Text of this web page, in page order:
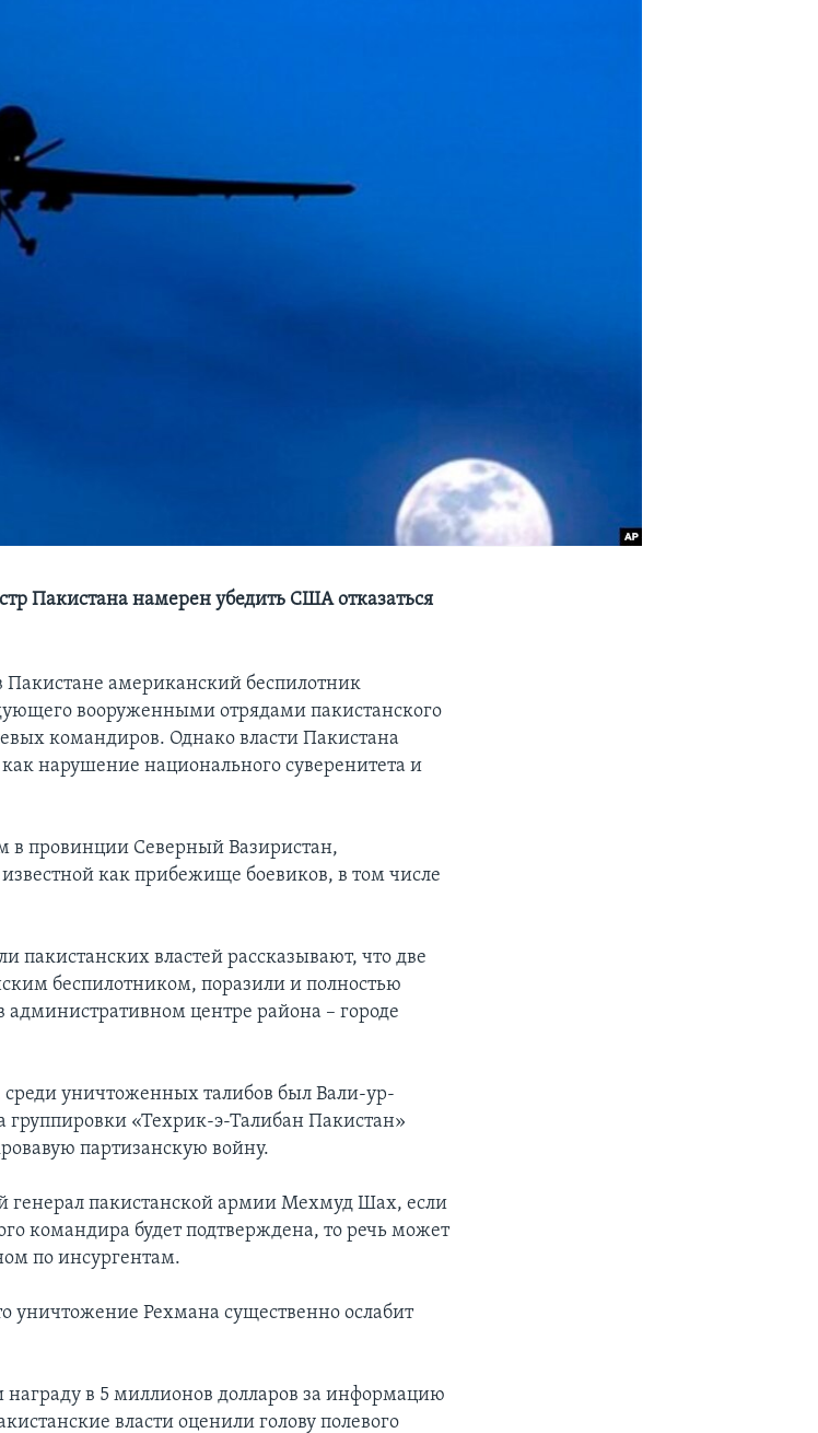
Пакистана намерен убедить США отказаться
Пакистане американский беспилотник
вооруженными отрядами пакистанского
командиров. Однако власти Пакистана
как нарушение национального суверенитета и
в провинции Северный Вазиристан,
как прибежище боевиков, в том числе
пакистанских властей рассказывают, что две
беспилотником, поразили и полностью
центре района – городе
уничтоженных талибов был Вали-ур-
группировки «Техрик-э-Талибан Пакистан»
партизанскую войну.
пакистанской армии Мехмуд Шах, если
командира будет подтверждена, то речь может
по инсургентам.
уничтожение Рехмана существенно ослабит
в 5 миллионов долларов за информацию
власти оценили голову полевого